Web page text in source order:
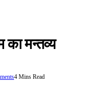
मन्तव्य
4 Mins Read